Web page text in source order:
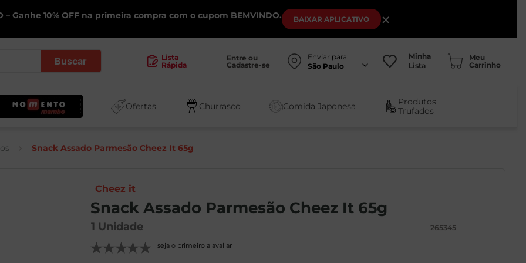
– Ganhe 10% OFF na primeira compra com o cupom BEMVINDO. BAIXAR APLICATIVO ×
Lista
Rápida
Entre ou
Cadastre-se
Enviar para:
São Paulo
Minha
Lista
Ofertas Churrasco Comida Japonesa
Produtos
Trufados
Snack Assado Parmesão Cheez It 65g
Cheez it
Snack Assado Parmesão Cheez It 65g
1 Unidade 265345
seja o primeiro a avaliar